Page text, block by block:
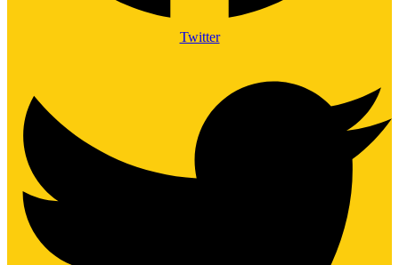
Twitter